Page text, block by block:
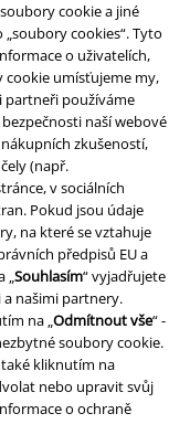
cookie a jiné
cookies“. Tyto
o uživatelích,
cookie umísťujeme my,
partneři používáme
naší webové
zkušeností,
(např.
v sociálních
Pokud jsou údaje
na které se vztahuje
předpisů EU a
„Souhlasím“ vyjadřujete
našimi partnery.
na „Odmítnout vše“ -
soubory cookie.
kliknutím na
nebo upravit svůj
o ochraně
všechny nové
Company